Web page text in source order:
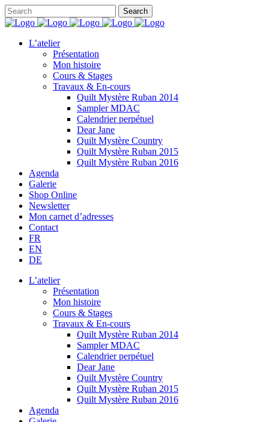
L’atelier
Présentation
Mon histoire
Cours & Stages
Travaux & En-cours
Quilt Mystère Ruban 2014
Sampler MDAC
Calendrier perpétuel
Dear Jane
Quilt Mystère Country
Quilt Mystère Ruban 2015
Quilt Mystère Ruban 2016
Agenda
Galerie
Shop Online
Newsletter
Mon carnet d’adresses
Contact
FR
EN
DE
L’atelier
Présentation
Mon histoire
Cours & Stages
Travaux & En-cours
Quilt Mystère Ruban 2014
Sampler MDAC
Calendrier perpétuel
Dear Jane
Quilt Mystère Country
Quilt Mystère Ruban 2015
Quilt Mystère Ruban 2016
Agenda